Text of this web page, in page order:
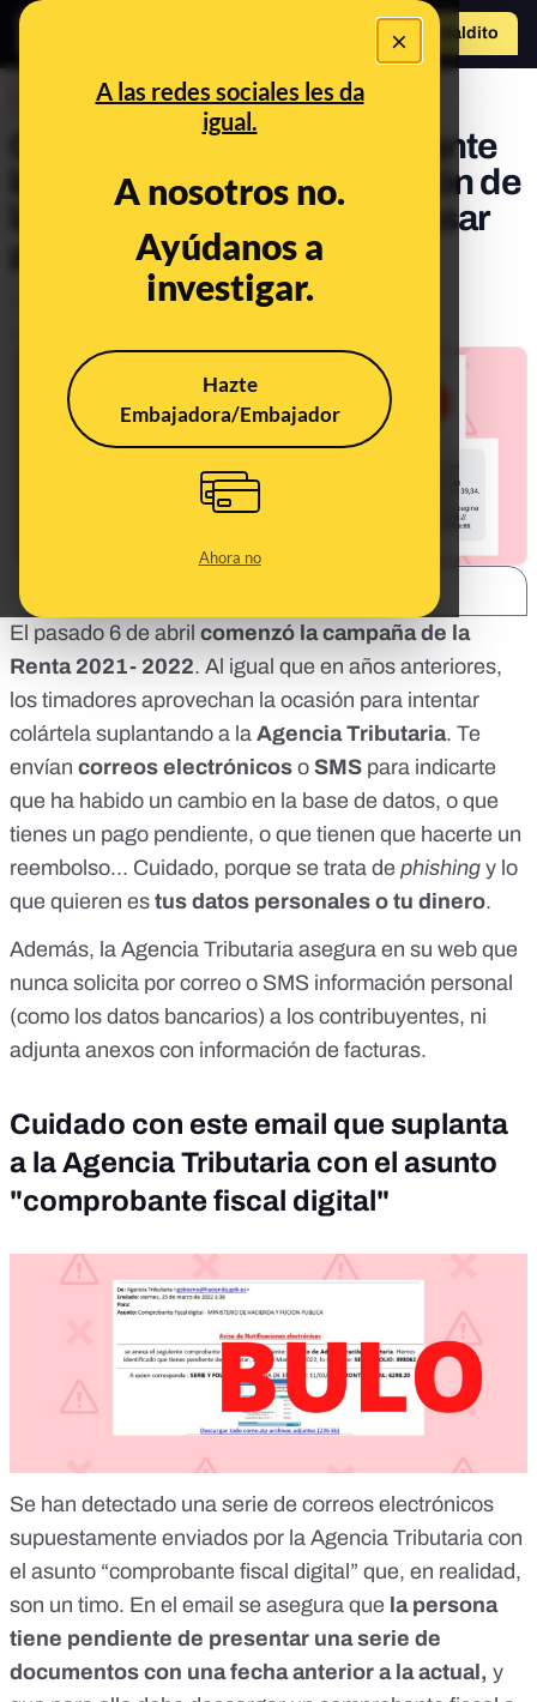
×
A las redes sociales les da
igual.
A nosotros no.
Ayúdanos a
investigar.
Hazte
Embajadora/Embajador
Ahora no
Hazte Maldito
Cuidado con los timos durante
la campaña de la declaración de
la renta: cómo se hacen pasar
por la Agencia Tributaria
El pasado 6 de abril comenzó la campaña de la
Renta 2021- 2022. Al igual que en años anteriores,
los timadores aprovechan la ocasión para intentar
colártela suplantando a la Agencia Tributaria. Te
envían correos electrónicos o SMS para indicarte
que ha habido un cambio en la base de datos, o que
tienes un pago pendiente, o que tienen que hacerte un
reembolso... Cuidado, porque se trata de phishing y lo
que quieren es tus datos personales o tu dinero.
Además, la Agencia Tributaria asegura en su web que
nunca solicita por correo o SMS información personal
(como los datos bancarios) a los contribuyentes, ni
adjunta anexos con información de facturas.
Cuidado con este email que suplanta
a la Agencia Tributaria con el asunto
"comprobante fiscal digital"
Se han detectado una serie de correos electrónicos
supuestamente enviados por la Agencia Tributaria con
el asunto “comprobante fiscal digital” que, en realidad,
son un timo. En el email se asegura que la persona
tiene pendiente de presentar una serie de
documentos con una fecha anterior a la actual, y